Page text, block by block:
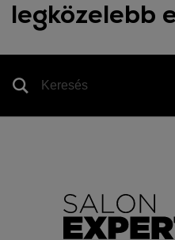
legközelebb